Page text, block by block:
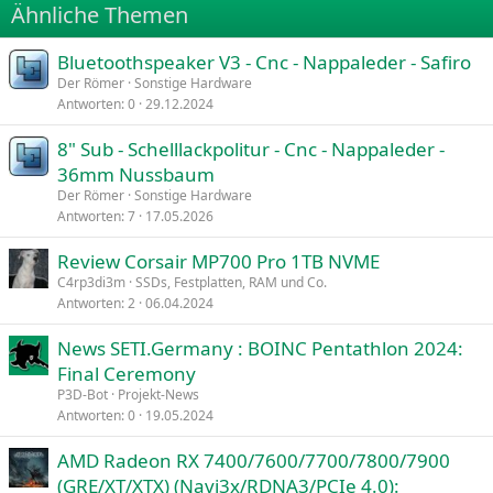
26
Trebuchet MS
Verdana
Ähnliche Themen
Bluetoothspeaker V3 - Cnc - Nappaleder - Safiro
Der Römer Sonstige Hardware
Antworten 0 29.12.2024
8" Sub - Schelllackpolitur - Cnc - Nappaleder -
36mm Nussbaum
Der Römer Sonstige Hardware
Antworten 7 17.05.2026
Review Corsair MP700 Pro 1TB NVME
C4rp3di3m SSDs, Festplatten, RAM und Co.
Antworten 2 06.04.2024
News SETI.Germany : BOINC Pentathlon 2024:
Final Ceremony
P3D-Bot Projekt-News
Antworten 0 19.05.2024
AMD Radeon RX 7400/7600/7700/7800/7900
(GRE/XT/XTX) (Navi3x/RDNA3/PCIe 4.0):